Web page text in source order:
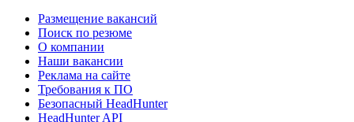
Размещение вакансий
Поиск по резюме
О компании
Наши вакансии
Реклама на сайте
Требования к ПО
Безопасный HeadHunter
HeadHunter API